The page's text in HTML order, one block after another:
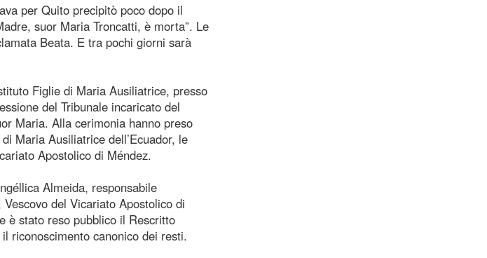
per Quito precipitò poco dopo il
suor Maria Troncatti, è morta”. Le
Beata. E tra pochi giorni sarà
Figlie di Maria Ausiliatrice, presso
del Tribunale incaricato del
Maria. Alla cerimonia hanno preso
Maria Ausiliatrice dell’Ecuador, le
Apostolico di Méndez.
Almeida, responsabile
del Vicariato Apostolico di
è stato reso pubblico il Rescritto
riconoscimento canonico dei resti.